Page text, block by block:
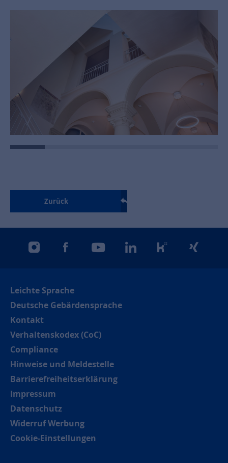
Zurück
instagramfacebookyoutubelinkedinkununuxing
Leichte Sprache
Deutsche Gebärdensprache
Kontakt
Verhaltenskodex (CoC)
Compliance
Hinweise und Meldestelle
Barrierefreiheitserklärung
Impressum
Datenschutz
Widerruf Werbung
Cookie-Einstellungen